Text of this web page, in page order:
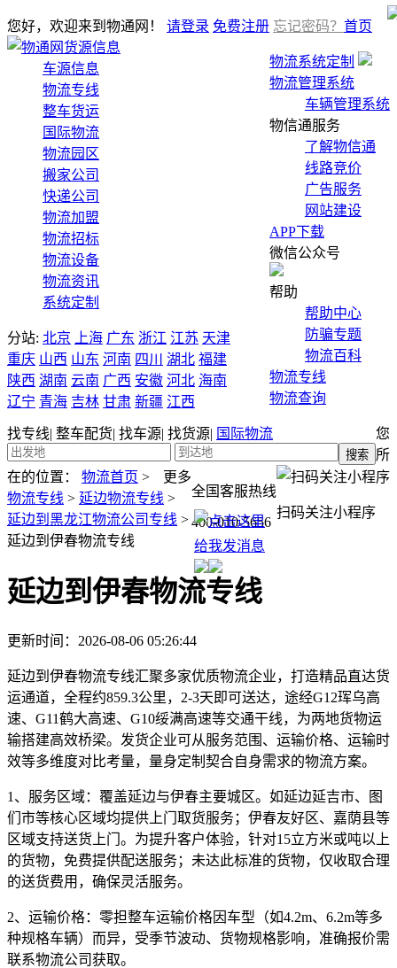
您好，欢迎来到物通网！ 请登录 免费注册 忘记密码？
物流系统定制
物流管理系统
车辆管理系统
物信通服务
了解物信通
线路竞价
广告服务
网站建设
APP下载
微信公众号
帮助
帮助中心
防骗专题
物流百科
物流专线
物流查询
找专线| 整车配货| 找车源| 找货源| 国际物流
全国客服热线
400-010-5656
扫码关注小程序
首页
货源信息
车源信息
物流专线
整车货运
国际物流
物流园区
搬家公司
快递公司
物流加盟
物流招标
物流设备
物流资讯
系统定制
分站: 北京 上海 广东 浙江 江苏 天津
重庆 山西 山东 河南 四川 湖北 福建
陕西 湖南 云南 广西 安徽 河北 海南
辽宁 青海 吉林 甘肃 新疆 江西
更多
您
所
在的位置：
物流首页 >
物流专线 > 延边物流专线 >
延边到黑龙江物流公司专线 >
延边到伊春物流专线
延边到伊春物流专线
更新时间：2026-08-06 05:26:44
延边到伊春物流专线汇聚多家优质物流企业，打造精品直达货
运通道，全程约859.3公里，2-3天即可送达，途经G12珲乌高
速、G11鹤大高速、G10绥满高速等交通干线，为两地货物运
输搭建高效桥梁。发货企业可从服务范围、运输价格、运输时
效等多维度对比考量，量身定制契合自身需求的物流方案。
1、服务区域： 覆盖延边与伊春主要城区。如延边延吉市、图
们市等核心区域均提供上门取货服务；伊春友好区、嘉荫县等
区域支持送货上门。为提升客户体验，针对15立方米或吨以上
的货物，免费提供配送服务；未达此标准的货物，仅收取合理
的送货费用，确保灵活服务。
2、运输价格： 零担整车运输价格因车型（如4.2m、6.2m等多
种规格车辆）而异，受季节波动、货物规格影响，准确报价需
联系物流公司获取。